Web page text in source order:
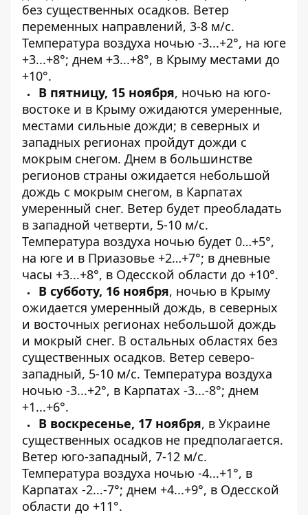
без существенных осадков. Ветер
переменных направлений, 3-8 м/с.
Температура воздуха ночью -3...+2°, на юге
+3...+8°; днем +3...+8°, в Крыму местами до
+10°.
В пятницу, 15 ноября, ночью на юго-
востоке и в Крыму ожидаются умеренные,
местами сильные дожди; в северных и
западных регионах пройдут дожди с
мокрым снегом. Днем в большинстве
регионов страны ожидается небольшой
дождь с мокрым снегом, в Карпатах
умеренный снег. Ветер будет преобладать
в западной четверти, 5-10 м/с.
Температура воздуха ночью будет 0…+5°,
на юге и в Приазовье +2…+7°; в дневные
часы +3...+8°, в Одесской области до +10°.
В субботу, 16 ноября, ночью в Крыму
ожидается умеренный дождь, в северных
и восточных регионах небольшой дождь
и мокрый снег. В остальных областях без
существенных осадков. Ветер северо-
западный, 5-10 м/с. Температура воздуха
ночью -3...+2°, в Карпатах -3...-8°; днем
+1...+6°.
В воскресенье, 17 ноября, в Украине
существенных осадков не предполагается.
Ветер юго-западный, 7-12 м/с.
Температура воздуха ночью -4...+1°, в
Карпатах -2...-7°; днем +4...+9°, в Одесской
области до +11°.